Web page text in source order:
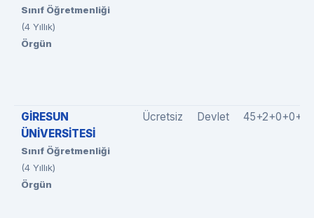
Sınıf Öğretmenliği
(4 Yıllık)
Örgün
GİRESUN
ÜNİVERSİTESİ
Sınıf Öğretmenliği
(4 Yıllık)
Örgün
Ücretsiz Devlet 45+2+0+0+0